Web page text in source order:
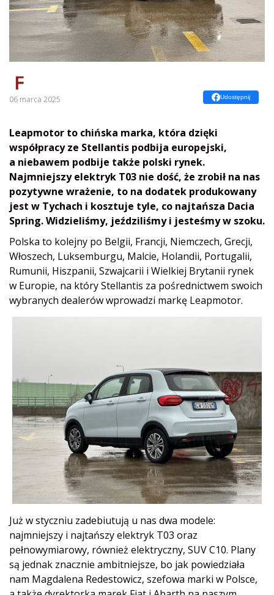
06 marca 2025 Udostępnij
Leapmotor to chińska marka, która dzięki
współpracy ze Stellantis podbija europejski,
a niebawem podbije także polski rynek.
Najmniejszy elektryk T03 nie dość, że zrobił na nas
pozytywne wrażenie, to na dodatek produkowany
jest w Tychach i kosztuje tyle, co najtańsza Dacia
Spring. Widzieliśmy, jeździliśmy i jesteśmy w szoku.
Polska to kolejny po Belgii, Francji, Niemczech, Grecji,
Włoszech, Luksemburgu, Malcie, Holandii, Portugalii,
Rumunii, Hiszpanii, Szwajcarii i Wielkiej Brytanii rynek
w Europie, na który Stellantis za pośrednictwem swoich
wybranych dealerów wprowadzi markę Leapmotor.
Już w styczniu zadebiutują u nas dwa modele:
najmniejszy i najtańszy elektryk T03 oraz
pełnowymiarowy, również elektryczny, SUV C10. Plany
są jednak znacznie ambitniejsze, bo jak powiedziała
nam Magdalena Redestowicz, szefowa marki w Polsce,